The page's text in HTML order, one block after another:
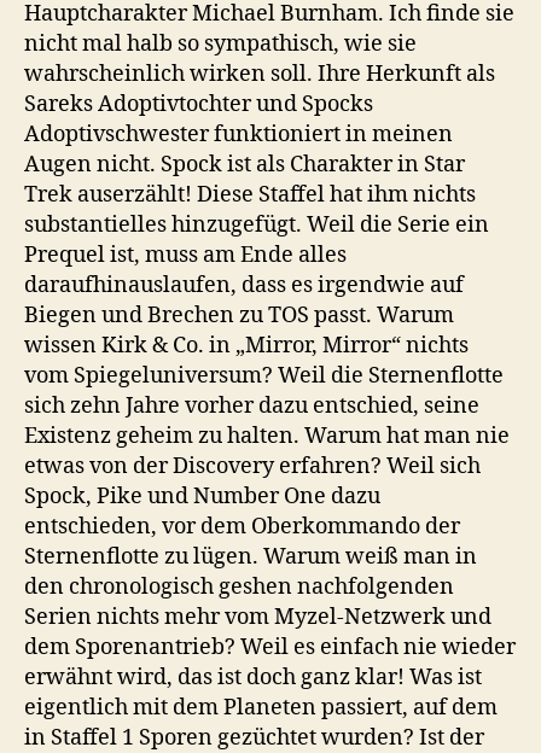
Hauptcharakter Michael Burnham. Ich finde sie
nicht mal halb so sympathisch, wie sie
wahrscheinlich wirken soll. Ihre Herkunft als
Sareks Adoptivtochter und Spocks
Adoptivschwester funktioniert in meinen
Augen nicht. Spock ist als Charakter in Star
Trek auserzählt! Diese Staffel hat ihm nichts
substantielles hinzugefügt. Weil die Serie ein
Prequel ist, muss am Ende alles
daraufhinauslaufen, dass es irgendwie auf
Biegen und Brechen zu TOS passt. Warum
wissen Kirk & Co. in „Mirror, Mirror“ nichts
vom Spiegeluniversum? Weil die Sternenflotte
sich zehn Jahre vorher dazu entschied, seine
Existenz geheim zu halten. Warum hat man nie
etwas von der Discovery erfahren? Weil sich
Spock, Pike und Number One dazu
entschieden, vor dem Oberkommando der
Sternenflotte zu lügen. Warum weiß man in
den chronologisch geshen nachfolgenden
Serien nichts mehr vom Myzel-Netzwerk und
dem Sporenantrieb? Weil es einfach nie wieder
erwähnt wird, das ist doch ganz klar! Was ist
eigentlich mit dem Planeten passiert, auf dem
in Staffel 1 Sporen gezüchtet wurden? Ist der